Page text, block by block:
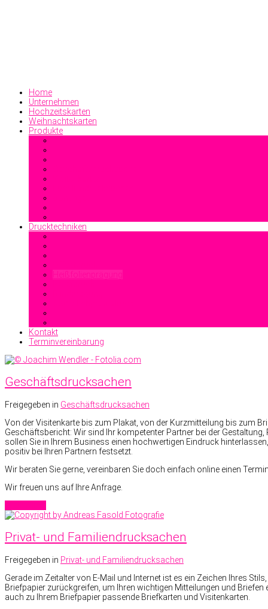
Home
Unternehmen
Hochzeitskarten
Weihnachtskarten
Produkte
Drucktechniken
Heißfolienprägung
Kontakt
Terminvereinbarung
Geschäftsdrucksachen
Freigegeben in Geschäftsdrucksachen
Von der Visitenkarte bis zum Plakat, von der Kurzmitteilung bis zum
Geschäftsbericht: Wir sind Ihr kompetenter Partner bei der
sollen Sie in Ihrem Business einen hochwertigen Eindruck
positiv bei Ihren Partnern festsetzt.
Wir beraten Sie gerne, vereinbaren Sie doch einfach online einen
Wir freuen uns auf Ihre Anfrage.
Privat- und Familiendrucksachen
Freigegeben in Privat- und Familiendrucksachen
Gerade im Zeitalter von E-Mail und Internet ist es ein Zeichen Ihres
Briefpapier zurückgreifen, um Ihren wichtigen Mitteilungen und
auch zu Ihrem Briefpapier passende Briefkarten und Visitenkarten.